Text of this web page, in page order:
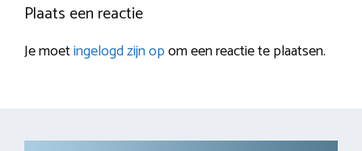
Plaats een reactie
Je moetingelogd zijn opom een reactie te plaatsen.